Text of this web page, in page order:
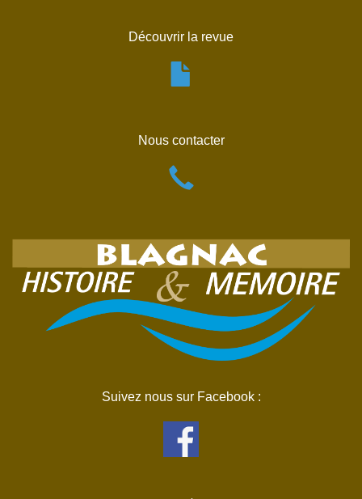
Découvrir la revue
Nous contacter
Suivez nous sur Facebook :